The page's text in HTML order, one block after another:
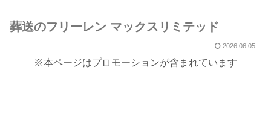
葬送のフリーレン マックスリミテッド
2026.06.05
※本ページはプロモーションが含まれています